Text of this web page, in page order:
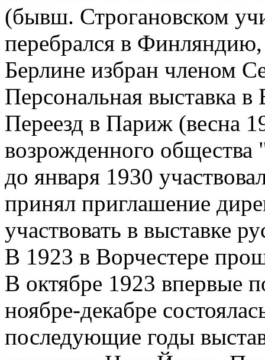
(бывш. Строгановском
перебрался в
Берлине избран членом
Персональная выставка
Переезд в Париж (весна
возрожденного
до января 1930
принял приглашение
участвовать в выставке
В 1923 в Ворчестере
В октябре 1923 впервые
ноябре-декабре
последующие годы